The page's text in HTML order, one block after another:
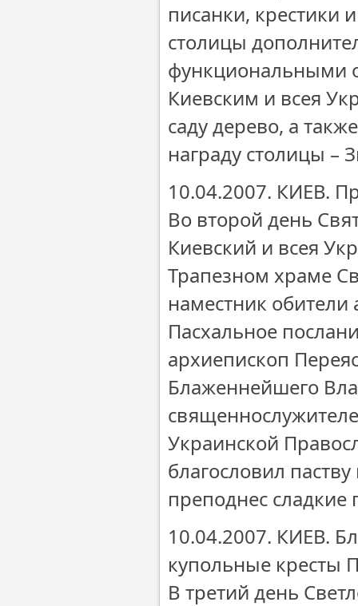
писанки, крестики
столицы
функциональными
Киевским и всея
саду дерево, а
награду столицы –
10.04.2007. КИЕВ.
Во второй день
Киевский и всея
Трапезном храме
наместник
Пасхальное
архиепископ
Блаженнейшего
Украинской
благословил
преподнес сладкие
10.04.2007. КИЕВ.
купольные кресты
В третий день